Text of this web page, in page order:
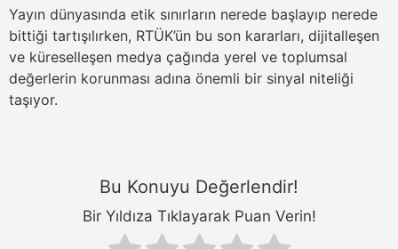
Yayın dünyasında etik sınırların nerede başlayıp nerede
bittiği tartışılırken, RTÜK’ün bu son kararları, dijitalleşen
ve küreselleşen medya çağında yerel ve toplumsal
değerlerin korunması adına önemli bir sinyal niteliği
taşıyor.
Bu Konuyu Değerlendir!
Bir Yıldıza Tıklayarak Puan Verin!